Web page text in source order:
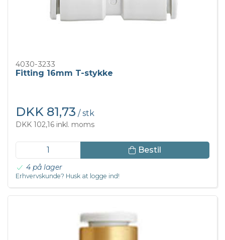
4030-3233
Fitting 16mm T-stykke
DKK 81,73 / stk
DKK 102,16 inkl. moms
Bestil
4 på lager
Erhvervskunde? Husk at logge ind!